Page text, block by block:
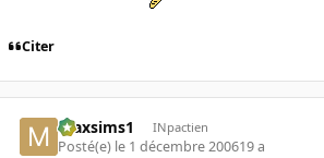
Citer
maxsims1 INpactien
Posté(e) le 1 décembre 200619 a